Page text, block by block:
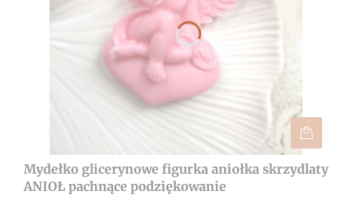
Mydełko glicerynowe figurka aniołka skrzydlaty
ANIOŁ pachnące podziękowanie